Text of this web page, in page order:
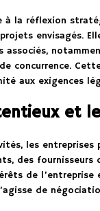
à la réflexion
envisagés.
concurrence.
aux exigences
et
les
des
de
de